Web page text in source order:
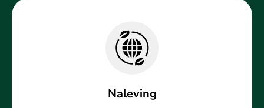
Naleving